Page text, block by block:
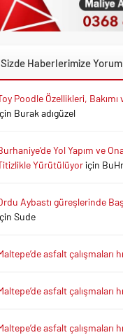
Sizde Haberlerimize Yorum
Poodle Özellikleri,
Burak adıgüzel
Yol Yapım ve
Yürütülüyoriçin
Aybastı güreşlerinde
Sude
asfalt çalışmaları
asfalt çalışmaları
asfalt çalışmaları